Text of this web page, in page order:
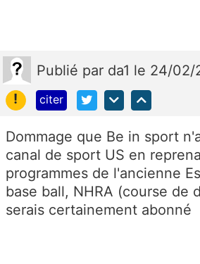
Publié par da1 le 24/02/
!
citer
Dommage que Be in sport
canal de sport US en
programmes de l'ancienne
base ball, NHRA (course de
serais certainement abonné